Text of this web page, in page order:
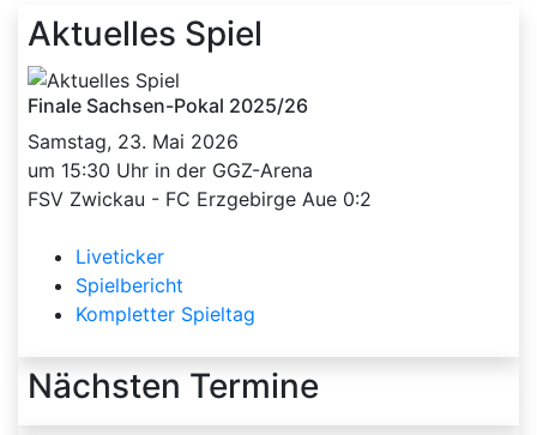
Aktuelles Spiel
Finale Sachsen-Pokal 2025/26
Samstag, 23. Mai 2026
um 15:30 Uhr in der GGZ-Arena
FSV Zwickau - FC Erzgebirge Aue 0:2
Liveticker
Spielbericht
Kompletter Spieltag
Nächsten Termine